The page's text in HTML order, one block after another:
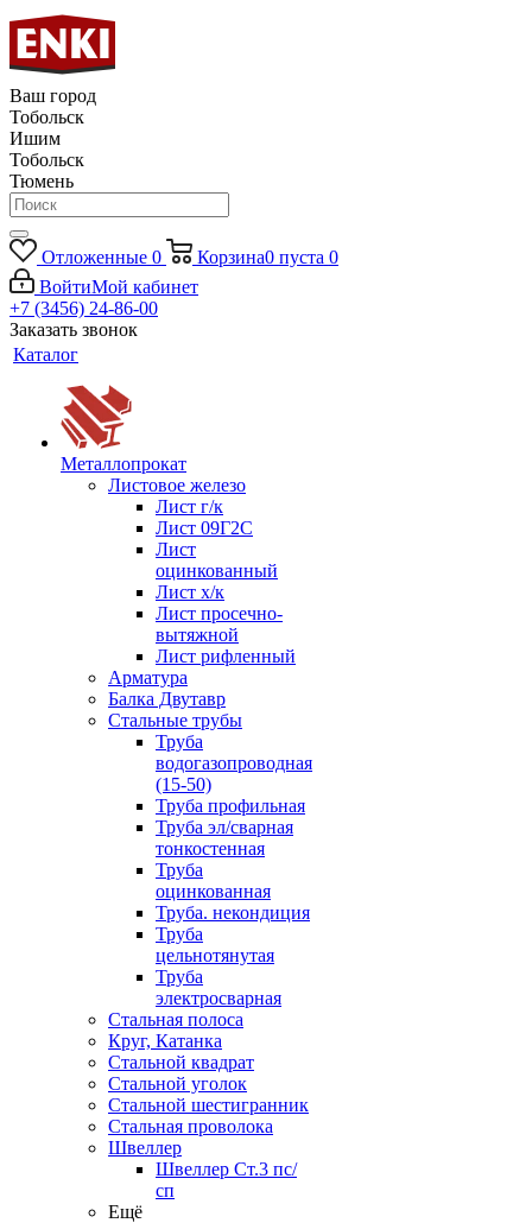
Ваш город
Тобольск
Ишим
Тобольск
Тюмень
Отложенные 0 Корзина0 пуста 0
ВойтиМой кабинет
+7 (3456) 24-86-00
Заказать звонок
Каталог
Металлопрокат
Листовое железо
Лист г/к
Лист 09Г2С
Лист
оцинкованный
Лист х/к
Лист просечно-
вытяжной
Лист рифленный
Арматура
Балка Двутавр
Стальные трубы
Труба
водогазопроводная
(15-50)
Труба профильная
Труба эл/сварная
тонкостенная
Труба
оцинкованная
Труба. некондиция
Труба
цельнотянутая
Труба
электросварная
Стальная полоса
Круг, Катанка
Стальной квадрат
Стальной уголок
Стальной шестигранник
Стальная проволока
Швеллер
Швеллер Ст.3 пс/
сп
Ещё